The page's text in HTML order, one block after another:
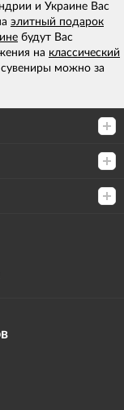
и Украине Вас
элитный подарок
будут Вас
на классический
сувениры можно за